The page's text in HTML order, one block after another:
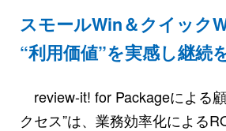
スモールWin＆クイック
“利用価値”を実感し継続
review-it! for Packageによる
クセス”は、業務効率化による